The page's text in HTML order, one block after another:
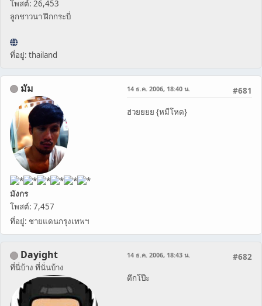
โพสต์: 26,453
ลูกชาวนา ฝึกกระบี่
ที่อยู่: thailand
มัม
มังกร
โพสต์: 7,457
ที่อยู่: ชายแดนกรุงเทพฯ
#681
14 ธ.ค. 2006, 18:40 น.
ฮ่วยยยย {หมีโหด}
Dayight
ที่นี่บ้าง ที่นั่นบ้าง
#682
14 ธ.ค. 2006, 18:43 น.
ตึกโป๊ะ